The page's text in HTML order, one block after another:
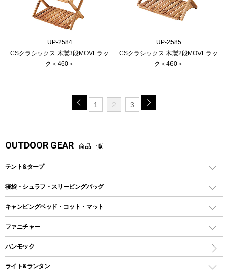
UP-2584
CSクラシックス 木製3段MOVEラッ
ク＜460＞
UP-2585
CSクラシックス 木製2段MOVEラッ
ク＜460＞
1 2 3
OUTDOOR GEAR 商品一覧
テント&タープ
テント
ツールームテント
ワンポールテント
シェルターテント
寝袋・シュラフ・スリーピングバッグ
レクタングラー型（封筒型）シュラフ
インナーシュラフ
キャンピングベッド・コット・マット
キャンピングベッド・コット
インフレータブルマット
ファニチャー
アウトドアテーブル
ハンモック
ライト&ランタン